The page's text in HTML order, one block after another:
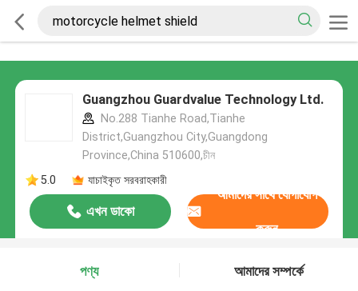
Guangzhou Guardvalue Technology Ltd.
No.288 Tianhe Road,Tianhe
District,Guangzhou City,Guangdong
Province,China 510600,চীন
5.0
যাচাইকৃত সরবরাহকারী
এখন ডাকো
আমাদের সাথে যোগাযোগ
করুন
পণ্য আমাদের সম্পর্কে